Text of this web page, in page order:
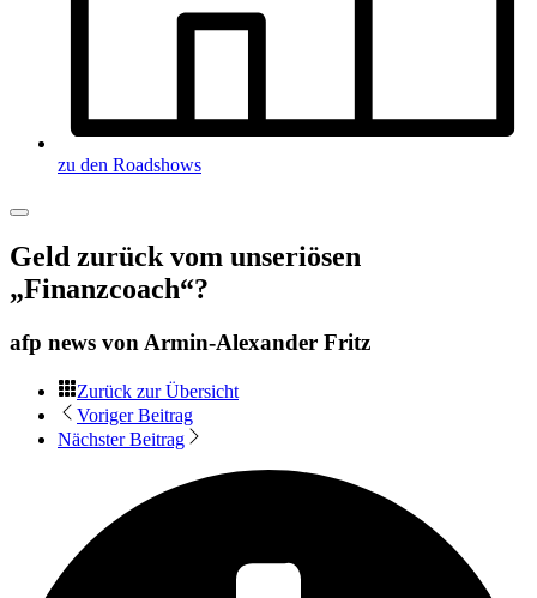
zu den Roadshows
Geld zurück vom unseriösen
„Finanzcoach“?
afp news von Armin-Alexander Fritz
Zurück zur Übersicht
Voriger Beitrag
Nächster Beitrag